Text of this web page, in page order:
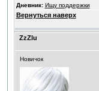
Дневник: Ищу поддержки
Вернуться наверх
ZzZlu
Новичок